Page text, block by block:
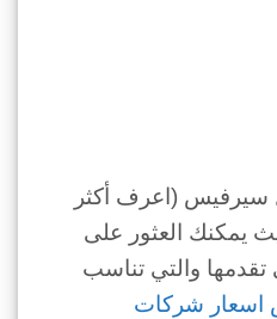
سيرفيس (اعرف أكثر
يمكنك العثور على
تقدمها والتي تناسب
شركات